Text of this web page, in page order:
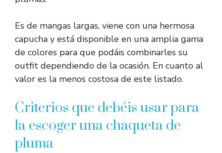
Es de mangas largas, viene con una hermosa
capucha y está disponible en una amplia gama
de colores para que podáis combinarles su
outfit dependiendo de la ocasión. En cuanto al
valor es la menos costosa de este listado.
Criterios que debéis usar para
la escoger una chaqueta de
pluma